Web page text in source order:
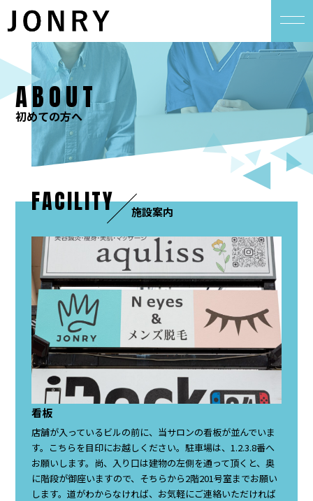
ABOUT
初めての方へ
FACILITY 施設案内
看板
店舗が入っているビルの前に、当サロンの看板が並んでいま
す。こちらを目印にお越しください。駐車場は、1.2.3.8番へ
お願いします。尚、入り口は建物の左側を通って頂くと、奥
に階段が御座いますので、そちらから2階201号室までお願い
します。道がわからなければ、お気軽にご連絡いただければ